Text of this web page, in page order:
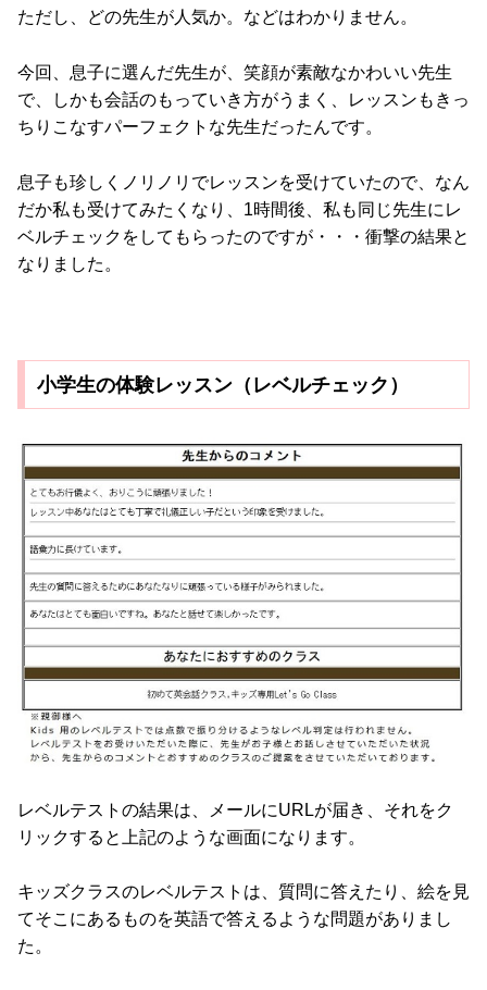
ただし、どの先生が人気か。などはわかりません。
今回、息子に選んだ先生が、笑顔が素敵なかわいい先生
で、しかも会話のもっていき方がうまく、レッスンもきっ
ちりこなすパーフェクトな先生だったんです。
息子も珍しくノリノリでレッスンを受けていたので、なん
だか私も受けてみたくなり、1時間後、私も同じ先生にレ
ベルチェックをしてもらったのですが・・・衝撃の結果と
なりました。
小学生の体験レッスン（レベルチェック）
レベルテストの結果は、メールにURLが届き、それをク
リックすると上記のような画面になります。
キッズクラスのレベルテストは、質問に答えたり、絵を見
てそこにあるものを英語で答えるような問題がありまし
た。